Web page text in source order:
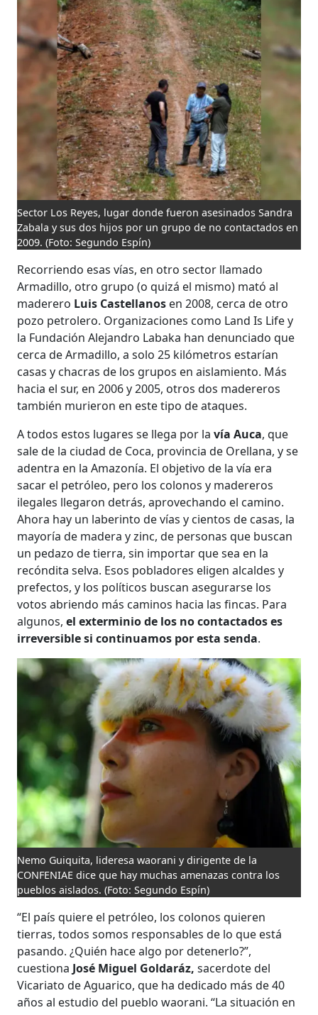
Sector Los Reyes, lugar donde fueron asesinados Sandra
Zabala y sus dos hijos por un grupo de no contactados en
2009. (Foto: Segundo Espín)
Recorriendo esas vías, en otro sector llamado
Armadillo, otro grupo (o quizá el mismo) mató al
maderero Luis Castellanos en 2008, cerca de otro
pozo petrolero. Organizaciones como Land Is Life y
la Fundación Alejandro Labaka han denunciado que
cerca de Armadillo, a solo 25 kilómetros estarían
casas y chacras de los grupos en aislamiento. Más
hacia el sur, en 2006 y 2005, otros dos madereros
también murieron en este tipo de ataques.
A todos estos lugares se llega por la vía Auca, que
sale de la ciudad de Coca, provincia de Orellana, y se
adentra en la Amazonía. El objetivo de la vía era
sacar el petróleo, pero los colonos y madereros
ilegales llegaron detrás, aprovechando el camino.
Ahora hay un laberinto de vías y cientos de casas, la
mayoría de madera y zinc, de personas que buscan
un pedazo de tierra, sin importar que sea en la
recóndita selva. Esos pobladores eligen alcaldes y
prefectos, y los políticos buscan asegurarse los
votos abriendo más caminos hacia las fincas. Para
algunos,el exterminio de los no contactados es
irreversible si continuamos por esta senda.
Nemo Guiquita, lideresa waorani y dirigente de la
CONFENIAE dice que hay muchas amenazas contra los
pueblos aislados. (Foto: Segundo Espín)
“El país quiere el petróleo, los colonos quieren
tierras, todos somos responsables de lo que está
pasando. ¿Quién hace algo por detenerlo?”,
cuestiona José Miguel Goldaráz, sacerdote del
Vicariato de Aguarico, que ha dedicado más de 40
años al estudio del pueblo waorani. “La situación en